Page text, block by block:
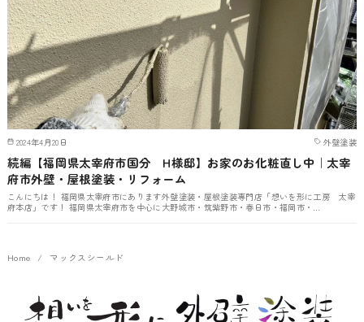
2024年4月20日 外壁塗装
続編【福岡県太宰府市国分 H様邸】お家のお化粧直し中｜太宰
府市外壁・屋根塗装・リフォーム
こんにちは！ 福岡県太宰府市にあります外壁塗装・屋根塗装専門店「想いを形に工房 太宰
府本店」です！ 福岡県太宰府市を中心に大野城市・筑紫野市・春日市・福岡市・…
Home マックスシールド